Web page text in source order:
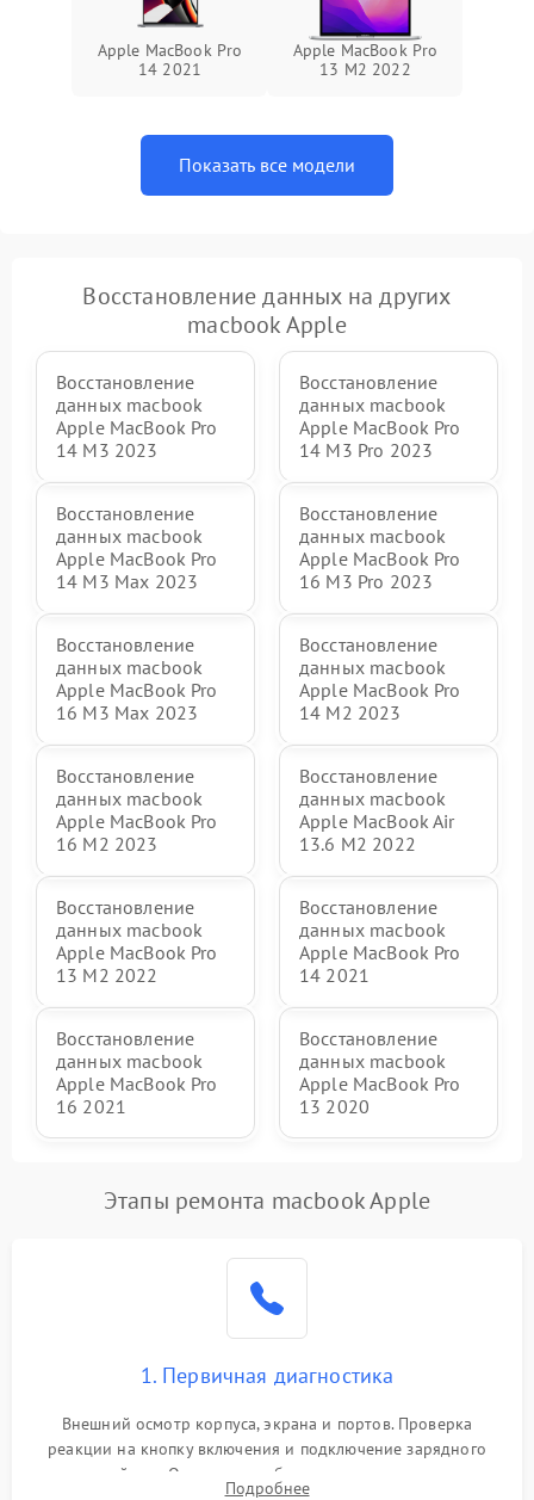
Apple MacBook Pro
14 2021
Apple MacBook Pro
13 M2 2022
Показать все модели
Восстановление данных на других
macbook Apple
Восстановление
данных macbook
Apple MacBook Pro
14 M3 2023
Восстановление
данных macbook
Apple MacBook Pro
14 M3 Pro 2023
Восстановление
данных macbook
Apple MacBook Pro
14 M3 Max 2023
Восстановление
данных macbook
Apple MacBook Pro
16 M3 Pro 2023
Восстановление
данных macbook
Apple MacBook Pro
16 M3 Max 2023
Восстановление
данных macbook
Apple MacBook Pro
14 M2 2023
Восстановление
данных macbook
Apple MacBook Pro
16 M2 2023
Восстановление
данных macbook
Apple MacBook Air
13.6 M2 2022
Восстановление
данных macbook
Apple MacBook Pro
13 M2 2022
Восстановление
данных macbook
Apple MacBook Pro
14 2021
Восстановление
данных macbook
Apple MacBook Pro
16 2021
Восстановление
данных macbook
Apple MacBook Pro
13 2020
Этапы ремонта macbook Apple
1. Первичная диагностика
Внешний осмотр корпуса, экрана и портов. Проверка
реакции на кнопку включения и подключение зарядного
устройства. Оценка потребления тока с помощью
Подробнее